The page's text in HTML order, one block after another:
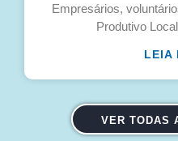
Empresários,
Produtivo
LEIA
VER TODAS